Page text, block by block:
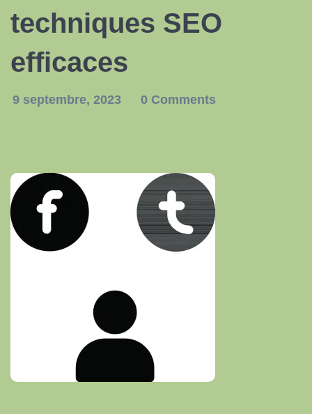
techniques SEO
efficaces
9 septembre, 2023 0 Comments